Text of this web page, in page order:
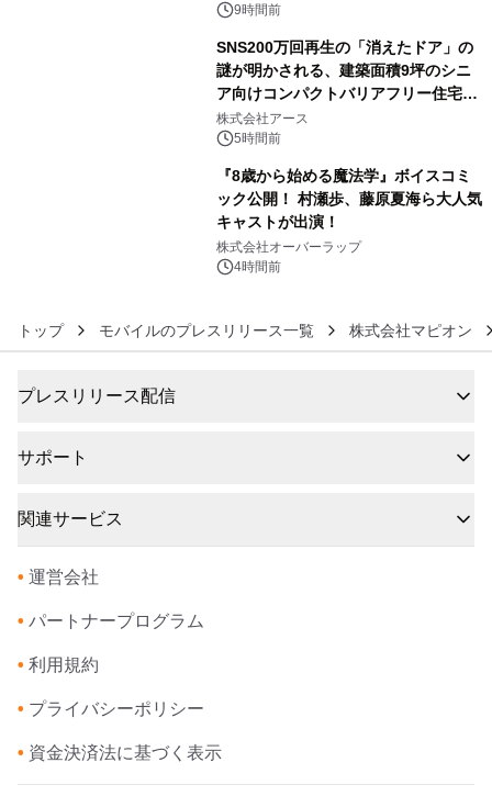
るパッケージ～ 9月1日(火)秋田県内で
9時間前
SNS200万回再生の「消えたドア」の
謎が明かされる、建築面積9坪のシニ
ア向けコンパクトバリアフリー住宅が
誕生
株式会社アース
5時間前
『8歳から始める魔法学』ボイスコミ
ック公開！ 村瀬歩、藤原夏海ら大人気
キャストが出演！
株式会社オーバーラップ
4時間前
トップ モバイルのプレスリリース一覧 株式会社マピオン
プレスリリース配信
サポート
関連サービス
• 運営会社
• パートナープログラム
• 利用規約
• プライバシーポリシー
• 資金決済法に基づく表示